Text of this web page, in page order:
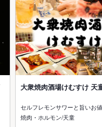
大衆焼肉酒場けむすけ 天
セルフレモンサワーと旨いお
焼肉・ホルモン/天童